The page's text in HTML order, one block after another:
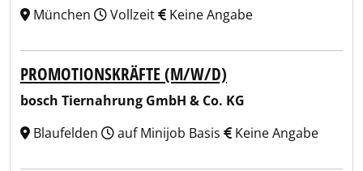
München
Vollzeit Keine Angabe
PROMOTIONSKRÄFTE (M/W/D)
bosch Tiernahrung GmbH & Co. KG
Blaufelden
auf Minijob Basis Keine Angabe